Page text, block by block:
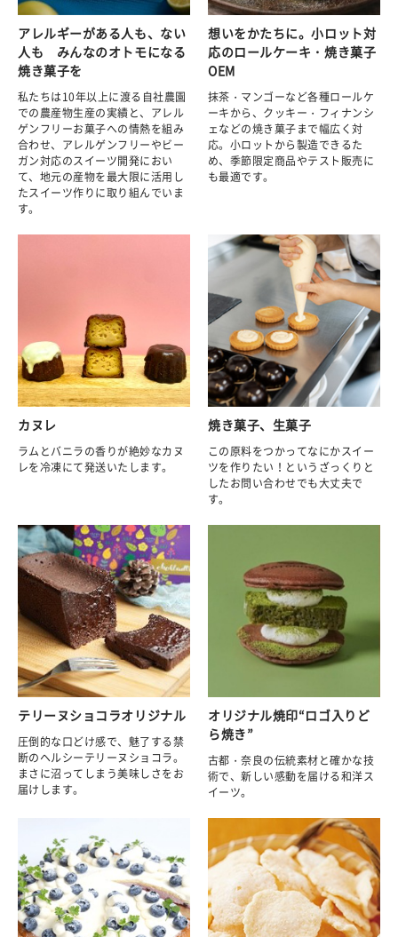
アレルギーがある人も、ない
人も みんなのオトモになる
焼き菓子を
私たちは10年以上に渡る自社農園
での農産物生産の実績と、アレル
ゲンフリーお菓子への情熱を組み
合わせ、アレルゲンフリーやビー
ガン対応のスイーツ開発におい
て、地元の産物を最大限に活用し
たスイーツ作りに取り組んでいま
す。
想いをかたちに。小ロット対
応のロールケーキ・焼き菓子
OEM
抹茶・マンゴーなど各種ロールケ
ーキから、クッキー・フィナンシ
ェなどの焼き菓子まで幅広く対
応。小ロットから製造できるた
め、季節限定商品やテスト販売に
も最適です。
カヌレ
ラムとバニラの香りが絶妙なカヌ
レを冷凍にて発送いたします。
焼き菓子、生菓子
この原料をつかってなにかスイー
ツを作りたい！というざっくりと
したお問い合わせでも大丈夫で
す。
テリーヌショコラオリジナル
圧倒的な口どけ感で、魅了する禁
断のヘルシーテリーヌショコラ。
まさに沼ってしまう美味しさをお
届けします。
オリジナル焼印“ロゴ入りど
ら焼き”
古都・奈良の伝統素材と確かな技
術で、新しい感動を届ける和洋ス
イーツ。